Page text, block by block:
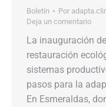
Boletín Por
Deja un comentario
La inauguración
restauración
sistemas
pasos para la
En Esmeraldas,